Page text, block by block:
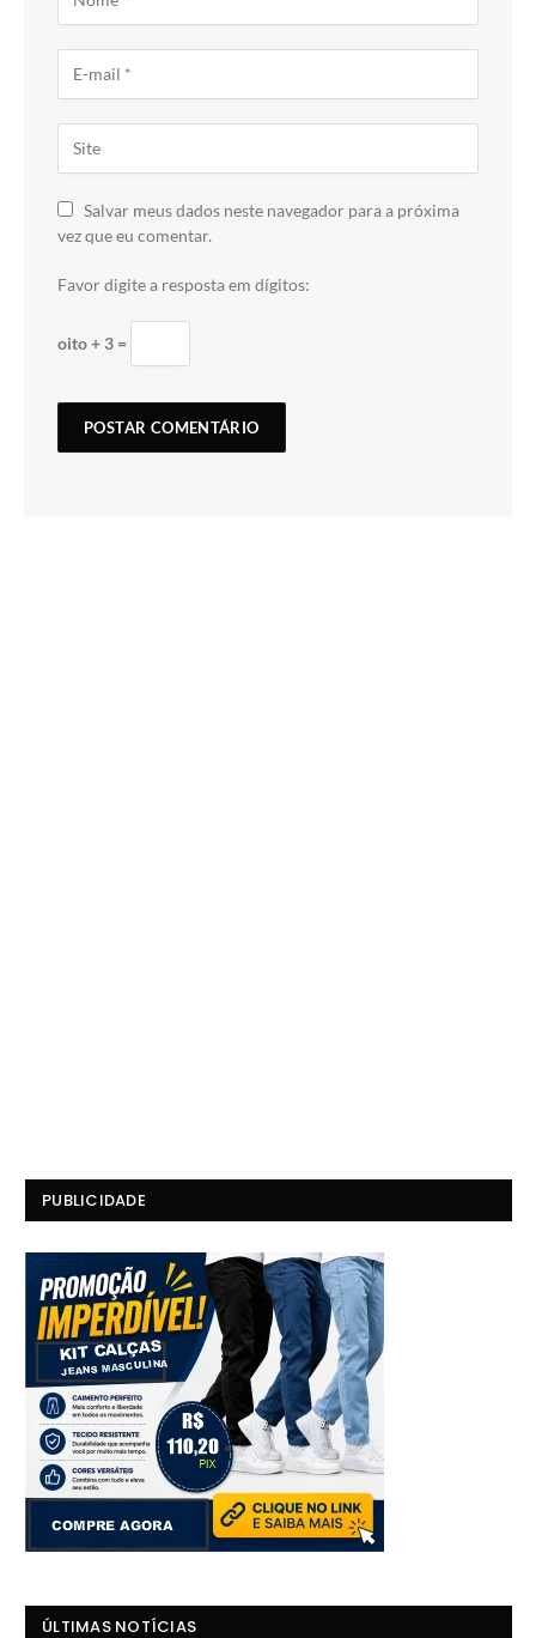
Salvar meus dados neste navegador para a próxima
vez que eu comentar.
Favor digite a resposta em dígitos:
oito + 3 =
PUBLICIDADE
ÚLTIMAS NOTÍCIAS